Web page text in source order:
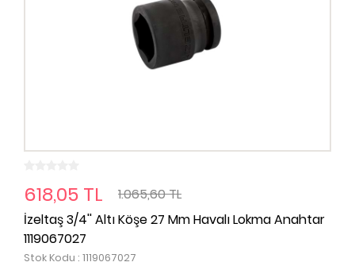
618,05 TL
1.065,60 TL
İzeltaş 3/4'' Altı Köşe 27 Mm Havalı Lokma Anahtar
1119067027
Stok Kodu : 1119067027